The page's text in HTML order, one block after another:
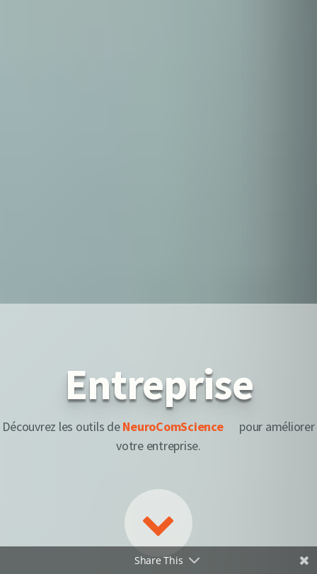
Entreprise
Découvrez les outils deNeuroComSciencepour améliorer
votre entreprise.
Share This